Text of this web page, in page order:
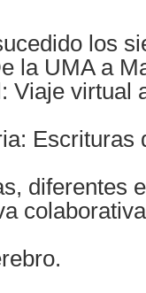
los
la UMA a
virtual
Escrituras
diferentes